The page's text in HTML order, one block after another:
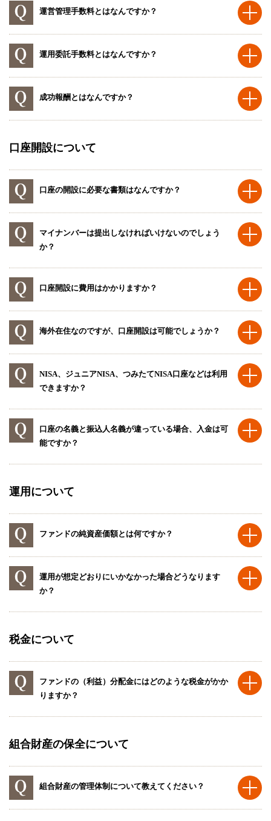
運営管理手数料とはなんですか？
運用委託手数料とはなんですか？
成功報酬とはなんですか？
口座開設について
口座の開設に必要な書類はなんですか？
マイナンバーは提出しなければいけないのでしょう
か？
口座開設に費用はかかりますか？
海外在住なのですが、口座開設は可能でしょうか？
NISA、ジュニアNISA、つみたてNISA口座などは利用
できますか？
口座の名義と振込人名義が違っている場合、入金は可
能ですか？
運用について
ファンドの純資産価額とは何ですか？
運用が想定どおりにいかなかった場合どうなります
か？
税金について
ファンドの（利益）分配金にはどのような税金がかか
りますか？
組合財産の保全について
組合財産の管理体制について教えてください？